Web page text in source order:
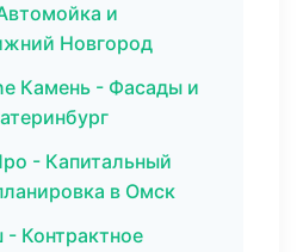
и
Новгород
Камень - Фасады и
- Капитальный
в Омск
Контрактное